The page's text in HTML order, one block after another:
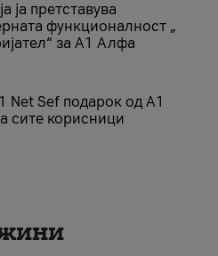
ја претставува
функционалност „
за А1 Алфа
Net Sеf подарок од А1
сите корисници